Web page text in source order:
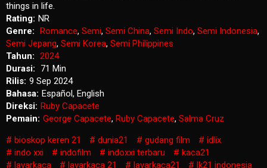
things in life.
Rating: NR
Genre:
Romance, Semi, Semi China, Semi Indo, Semi Indonesia,
Semi Jepang, Semi Korea, Semi Philippines
Tahun: 2024
Durasi:
71 Min
Rilis: 9 Sep 2024
Bahasa: Español, English
Direksi: Ruby Capacete
Pemain: George Capacete, Ruby Capacete, Salma Cruz
bioskop keren 21
dunia21 gudang film
idlix
indo xxi
indofilm indoxxi terbaru
kaca21
layarkaca
layarkaca 21 layarkaca21
lk21 indonesia